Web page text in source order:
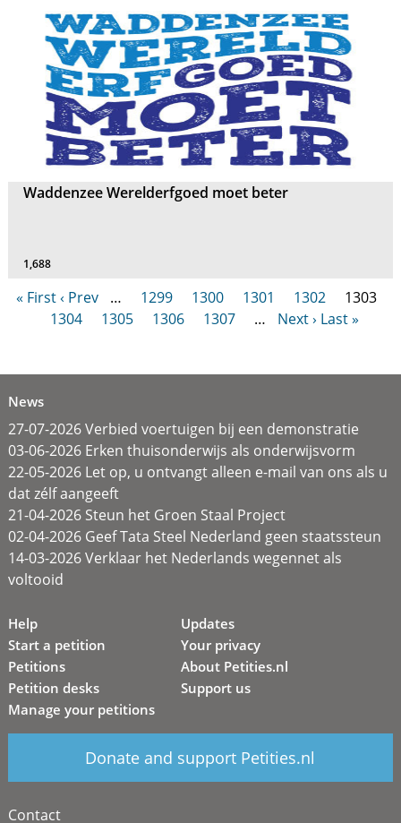
Waddenzee Werelderfgoed moet beter
1,688
« First‹ Prev … 1299 1300 1301 1302
1303
1304
1305 1306 1307 … Next › Last »
News
27-07-2026 Verbied voertuigen bij een demonstratie
03-06-2026 Erken thuisonderwijs als onderwijsvorm
22-05-2026 Let op, u ontvangt alleen e-mail van ons als u
dat zélf aangeeft
21-04-2026 Steun het Groen Staal Project
02-04-2026 Geef Tata Steel Nederland geen staatssteun
14-03-2026 Verklaar het Nederlands wegennet als
voltooid
Help
Start a petition
Petitions
Petition desks
Manage your petitions
Updates
Your privacy
About Petities.nl
Support us
Donate and support Petities.nl
Contact